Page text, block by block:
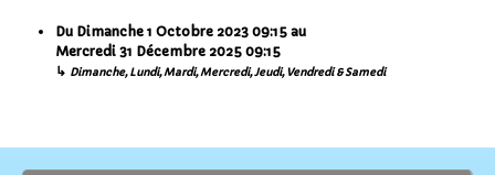
Du Dimanche 1 Octobre 2023 09:15 au
Mercredi 31 Décembre 2025 09:15
↳ Dimanche, Lundi, Mardi, Mercredi, Jeudi, Vendredi & Samedi